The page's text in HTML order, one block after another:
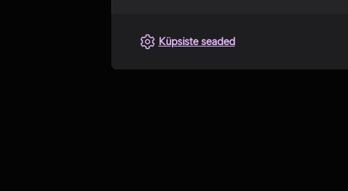
Küpsiste seaded